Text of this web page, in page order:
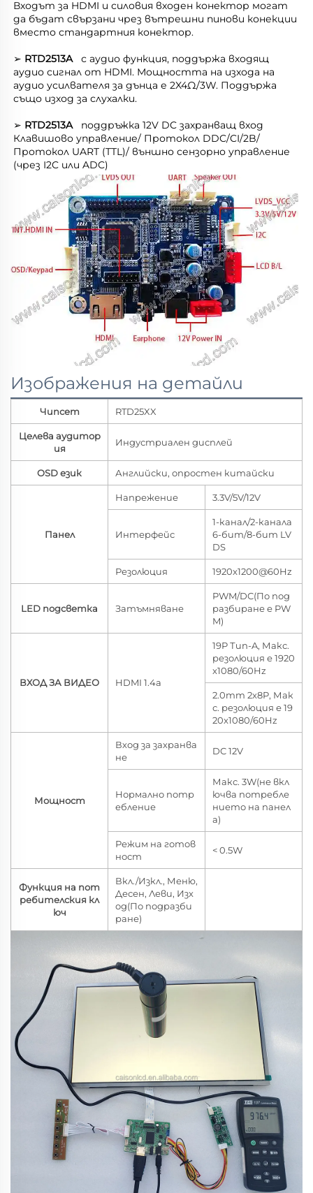
Входът за HDMI и силовия входен конектор могат
да бъдат свързани чрез вътрешни пинови конекции
вместо стандартния конектор.
➢ RTD2513A с аудио функция, поддържа входящ
аудио сигнал от HDMI. Мощността на изхода на
аудио усилвателя за дънца е 2X4Ω/3W. Поддържа
също изход за слухалки.
➢ RTD2513A поддръжка
Клавишово управление/
Протокол UART (TTL)/ външно сензорно управление
(чрез I2C или ADC)
Изображения на детайли
Чипсет RTD25XX
Целева аудитор
ия
Индустриален дисплей
OSD език Английски, опростен китайски
Панел
Напрежение 3.3V/5V/12V
Интерфейс
1-канал/2-канала
6-бит/8-бит LV
DS
Резолюция 1920x1200@60Hz
LED подсветка Затъмняване
PWM/DC(По под
разбиране е PW
M)
ВХОД ЗА ВИДЕО HDMI 1.4a
19P Тип-A, Макс.
резолюция е 1920
x1080/60Hz
2.0mm 2x8P, Мак
с. резолюция е 19
20x1080/60Hz
Мощност
Вход за захранва
не
DC 12V
Нормално потр
ебление
Макс. 3W(не вкл
ючва потребле
нието на панел
а)
Режим на готов
ност
< 0.5W
Функция на пот
ребителския кл
юч
Вкл./Изкл., Меню,
Десен, Леви, Изх
од(По подразби
ране)